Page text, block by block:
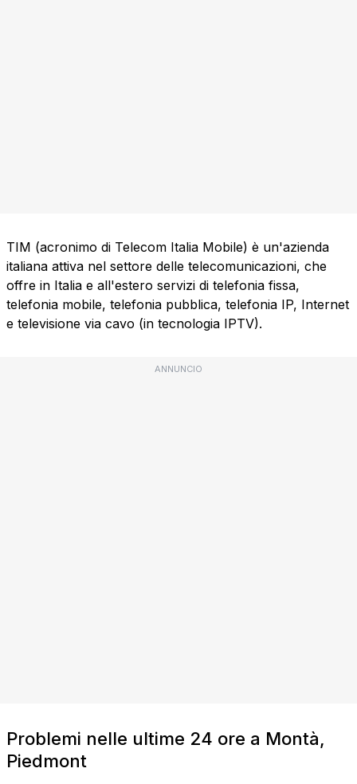
TIM (acronimo di Telecom Italia Mobile) è un'azienda
italiana attiva nel settore delle telecomunicazioni, che
offre in Italia e all'estero servizi di telefonia fissa,
telefonia mobile, telefonia pubblica, telefonia IP, Internet
e televisione via cavo (in tecnologia IPTV).
ANNUNCIO
Problemi nelle ultime 24 ore a Montà,
Piedmont